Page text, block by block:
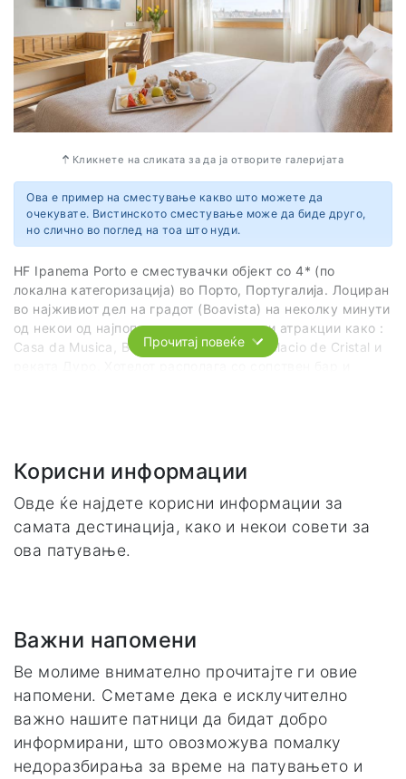
Кликнете на сликата за да ја отворите галеријата
Ова е пример на сместување какво што можете да
очекувате. Вистинското сместување може да биде друго,
но слично во поглед на тоа што нуди.
HF Ipanema Porto e сместувачки објект со 4* (по
локална категоризација) во Порто, Португалија. Лоциран
во најживиот дел на градот (Boavista) на неколку минути
од некои од најпопуларните туристички атракции како :
Casa da Musica, Bom Sucesso Market, Palacio de Cristal и
Адреса
Прочитај повеќе
Корисни информации
Овде ќе најдете корисни информации за
самата дестинација, како и некои совети за
ова патување.
Важни напомени
Ве молиме внимателно прочитајте ги овие
напомени. Сметаме дека е исклучително
важно нашите патници да бидат добро
информирани, што овозможува помалку
недоразбирања за време на патувањето и